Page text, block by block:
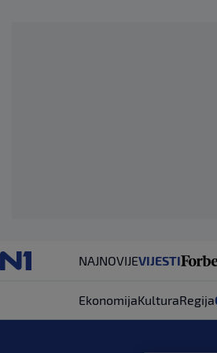
NAJNOVIJEVIJESTI
EkonomijaKulturaRegija